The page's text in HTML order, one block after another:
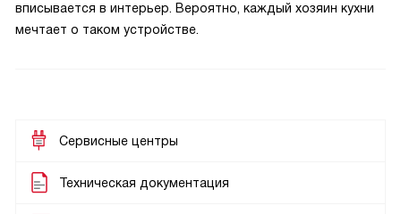
вписывается в интерьер. Вероятно, каждый хозяин кухни
мечтает о таком устройстве.
Сервисные центры
Техническая документация